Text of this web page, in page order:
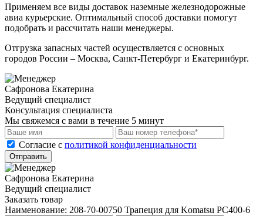
Применяем все виды доставок наземные железнодорожные
авиа курьерские. Оптимальный способ доставки помогут
подобрать и рассчитать наши менеджеры.
Отгрузка запасных частей осуществляется с основных
городов России – Москва, Санкт-Петербург и Екатеринбург.
Сафронова Екатерина
Ведущий специалист
Консультация специалиста
Мы свяжемся с вами в течение 5 минут
Cогласие с политикой конфиденциальности
Отправить
Сафронова Екатерина
Ведущий специалист
Заказать товар
Наименование: 208-70-00750 Трапеция для Komatsu PC400-6